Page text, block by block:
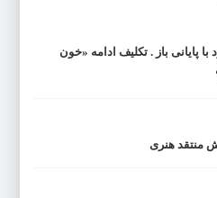
پایانی باز . تکلیف ادامه «خون
منتقد هنری